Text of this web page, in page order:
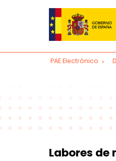
Crea tu
Trámites
Cambio de
PAE Electrónico
Labores de